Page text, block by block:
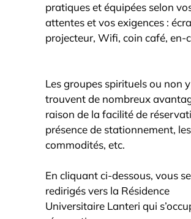
pratiques et équipées selon
attentes et vos exigences :
projecteur, Wifi, coin café, en-
Les groupes spirituels ou non y
trouvent de nombreux
raison de la facilité de
présence de stationnement, les
commodités, etc.
En cliquant ci-dessous, vous
redirigés vers la Résidence
Universitaire Lanteri qui